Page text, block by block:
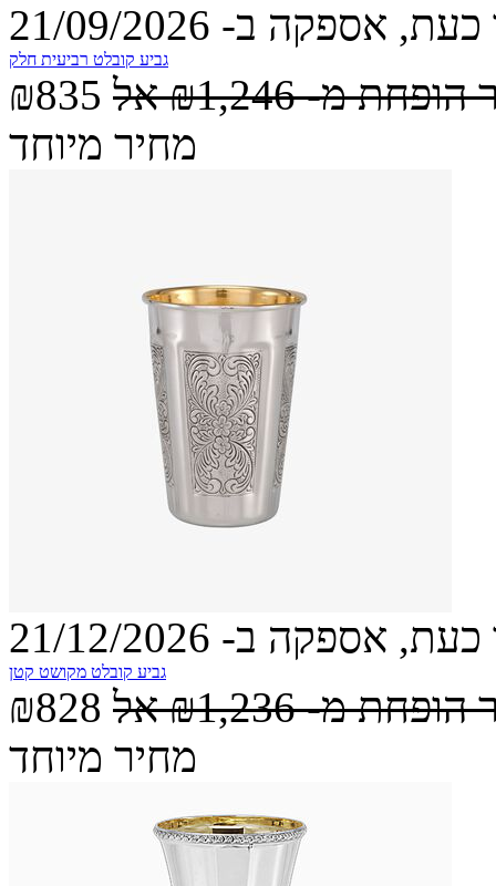
אספקה ב- 21/09/2026
גביע קובלט רביעית חלק
₪835 הופחת מ-₪1,246 אל
מחיר מיוחד
אספקה ב- 21/12/2026
גביע קובלט מקושט קטן
₪828 הופחת מ-₪1,236 אל
מחיר מיוחד